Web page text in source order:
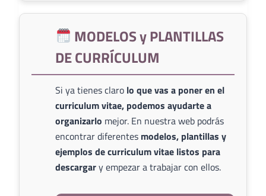
MODELOS y PLANTILLAS
DE CURRÍCULUM
Si ya tienes claro lo que vas a poner en el
curriculum vitae, podemos ayudarte a
organizarlo mejor. En nuestra web podrás
encontrar diferentes modelos, plantillas y
ejemplos de curriculum vitae listos para
descargary empezar a trabajar con ellos.